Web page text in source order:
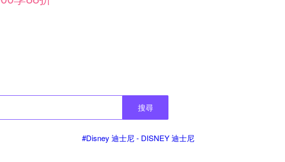
搜尋
#Disney 迪士尼 - DISNEY 迪士尼